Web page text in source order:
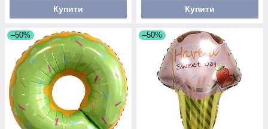
Купити Купити
–50% –50%